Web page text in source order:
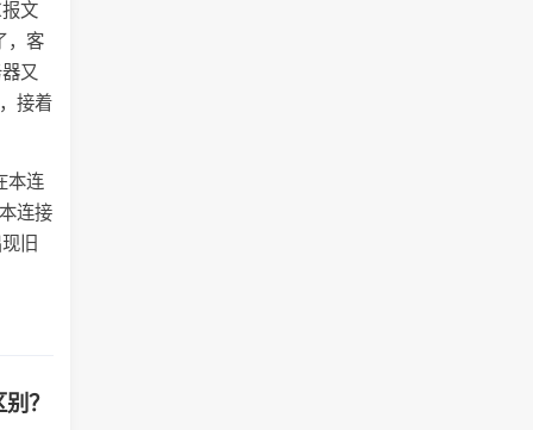
文
，客
又
接着
本连
连接
旧
？